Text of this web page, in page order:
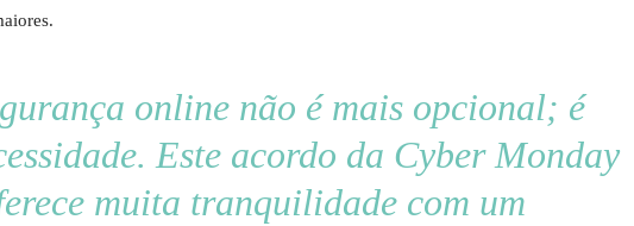
online não é mais opcional; é
Este acordo da Cyber ​​Monday
muita tranquilidade com um